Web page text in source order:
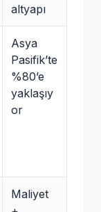
altyapı
Asya
Pasifik’te
%80’e
yaklaşıy
or
Maliyet